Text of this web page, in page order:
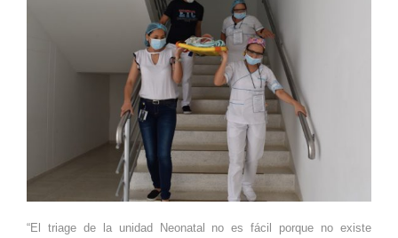
“El triage de la unidad Neonatal no es fácil porque no existe